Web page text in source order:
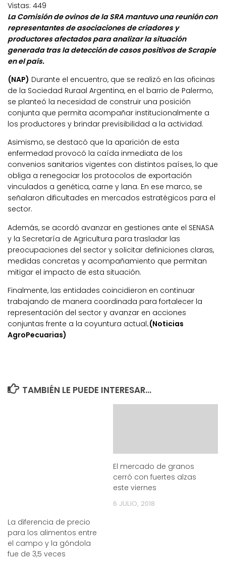
Vistas: 449
La Comisión de ovinos de la SRA mantuvo una reunión con
representantes de asociaciones de criadores y
productores afectados para analizar la situación
generada tras la detección de casos positivos de Scrapie
en el país.
(NAP) Durante el encuentro, que se realizó en las oficinas
de la Sociedad Ruraal Argentina, en el barrio de Palermo,
se planteó la necesidad de construir una posición
conjunta que permita acompañar institucionalmente a
los productores y brindar previsibilidad a la actividad.
Asimismo, se destacó que la aparición de esta
enfermedad provocó la caída inmediata de los
convenios sanitarios vigentes con distintos países, lo que
obliga a renegociar los protocolos de exportación
vinculados a genética, carne y lana. En ese marco, se
señalaron dificultades en mercados estratégicos para el
sector.
Además, se acordó avanzar en gestiones ante el SENASA
y la Secretaría de Agricultura para trasladar las
preocupaciones del sector y solicitar definiciones claras,
medidas concretas y acompañamiento que permitan
mitigar el impacto de esta situación.
Finalmente, las entidades coincidieron en continuar
trabajando de manera coordinada para fortalecer la
representación del sector y avanzar en acciones
conjuntas frente a la coyuntura actual.(Noticias
AgroPecuarias)
TAMBIÉN LE PUEDE INTERESAR...
La diferencia de precio
para los alimentos entre
el campo y la góndola
fue de 3,5 veces
El mercado de granos
cerró con fuertes alzas
este viernes
6 JULIO, 2018